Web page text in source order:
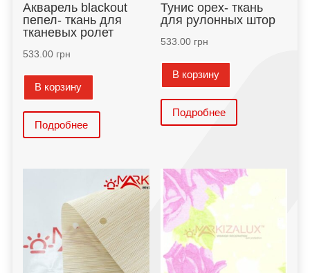
Акварель blackout
пепел- ткань для
тканевых ролет
533.00грн
В корзину
Подробнее
Тунис орех- ткань
для рулонных штор
533.00грн
В корзину
Подробнее